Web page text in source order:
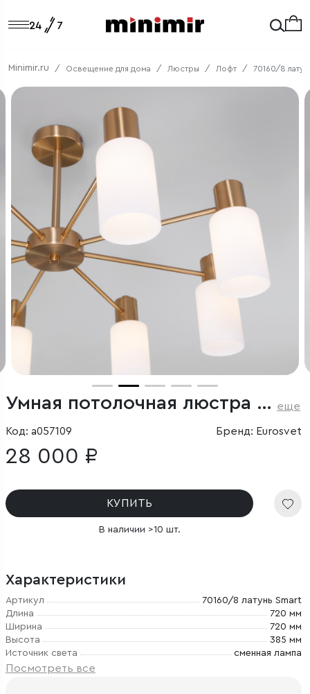
Minimir.ru Освещение для дома Люстры Лофт 70160/8
Умная потолочная люстра в стиле лофт еще
Код: a057109 Бренд: Eurosvet
28 000 ₽
КУПИТЬ
В наличии >10 шт.
Характеристики
Артикул
70160/8 латунь Smart
Длина
720 мм
Ширина
720 мм
Высота
385 мм
Источник света
сменная лампа
Посмотреть все